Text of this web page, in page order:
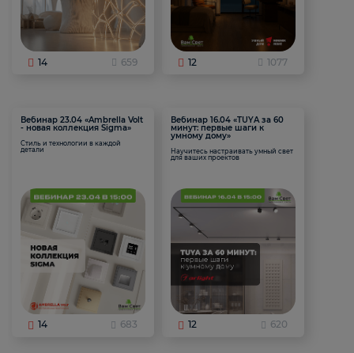
14 659 12 1077
Вебинар 23.04 «Ambrella Volt
- новая коллекция Sigma»
Стиль и технологии в каждой
детали
14 683
Вебинар 16.04 «TUYA за 60
минут: первые шаги к
умному дому»
Научитесь настраивать умный свет
для ваших проектов
12 620